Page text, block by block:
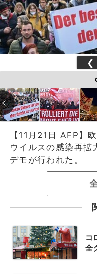
❮
【11月21日 AFP】
ウイルスの感染再拡
デモが行われた。
コ
全